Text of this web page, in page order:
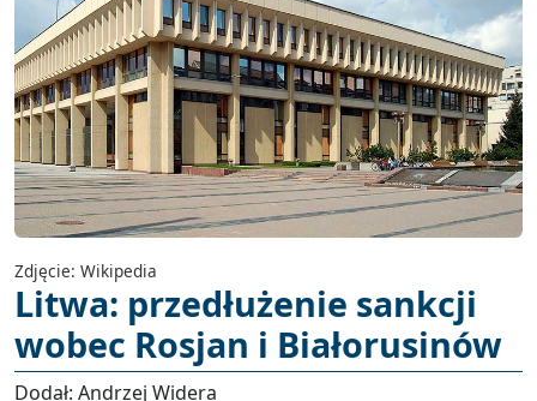
Zdjęcie: Wikipedia
Litwa: przedłużenie sankcji
wobec Rosjan i Białorusinów
Dodał: Andrzej Widera